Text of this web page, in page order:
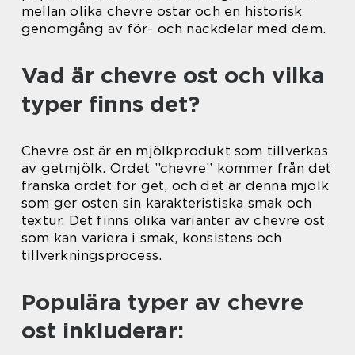
mellan olika chevre ostar och en historisk
genomgång av för- och nackdelar med dem.
Vad är chevre ost och vilka
typer finns det?
Chevre ost är en mjölkprodukt som tillverkas
av getmjölk. Ordet ”chevre” kommer från det
franska ordet för get, och det är denna mjölk
som ger osten sin karakteristiska smak och
textur. Det finns olika varianter av chevre ost
som kan variera i smak, konsistens och
tillverkningsprocess.
Populära typer av chevre
ost inkluderar: